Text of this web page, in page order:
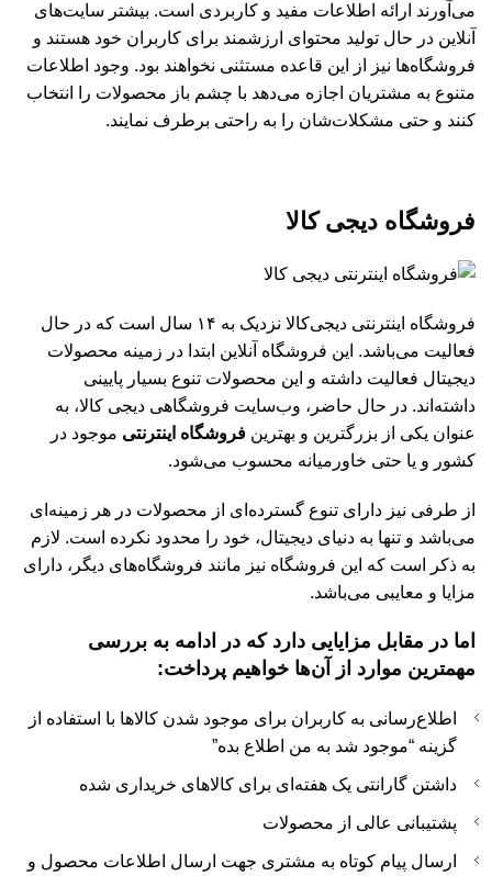
می‌آورند ارائه اطلاعات مفید و کاربردی است. بیشتر سایت‌های
آنلاین در حال تولید محتوای ارزشمند برای کاربران خود هستند و
فروشگاه‌ها نیز از این قاعده مستثنی نخواهند بود. وجود اطلاعات
متنوع به مشتریان اجازه می‌دهد با چشم باز محصولات را انتخاب
کنند و حتی مشکلات‌شان را به راحتی برطرف نمایند.
فروشگاه دیجی کالا
فروشگاه اینترنتی دیجی‌کالا نزدیک به ۱۴ سال است که در حال
فعالیت می‌باشد. این فروشگاه آنلاین ابتدا در زمینه محصولات
دیجیتال فعالیت داشته و این محصولات تنوع بسیار پایینی
داشته‌اند. در حال حاضر، وب‌سایت فروشگاهی دیجی کالا، به
عنوان یکی از بزرگترین و بهترین فروشگاه‌ اینترنتی موجود در
کشور و یا حتی خاورمیانه محسوب می‌شود.
از طرفی نیز دارای تنوع گسترده‌ای از محصولات در هر زمینه‌ای
می‌باشد و تنها به دنیای دیجیتال، خود را محدود نکرده است. لازم
به ذکر است که این فروشگاه نیز مانند فروشگاه‌های دیگر، دارای
مزایا و معایبی می‌باشد.
اما در مقابل مزایایی دارد که در ادامه به بررسی
مهمترین موارد از آن‌ها خواهیم پرداخت:
اطلاع‌رسانی به کاربران برای موجود شدن کالاها با استفاده از
گزینه “موجود شد به من اطلاع بده”
داشتن گارانتی یک هفته‌ای برای کالاهای خریداری شده
پشتیبانی عالی از محصولات
ارسال پیام کوتاه به مشتری جهت ارسال اطلاعات محصول و